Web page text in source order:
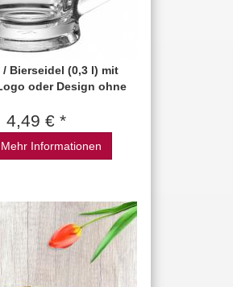
/ Bierseidel (0,3 l) mit
oder Design ohne
4,49 € *
Mehr Informationen